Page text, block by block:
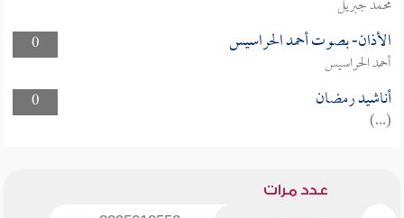
محمد جبريل
0
الأذان- بصوت أحمد الحراسيس
أحمد الحراسيس
0
أناشيد رمضان
(...)
عدد مرات